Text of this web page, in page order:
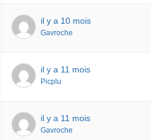
il y a 10 mois
Gavroche
il y a 11 mois
Picplu
il y a 11 mois
Gavroche